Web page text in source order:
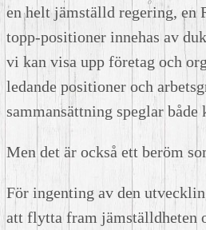
en helt jämställd regering, en
topp-positioner innehas av
vi kan visa upp företag och
ledande positioner och
sammansättning speglar både
Men det är också ett beröm
För ingenting av den
att flytta fram jämställdheten